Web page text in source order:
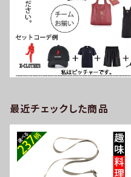
最近チェックした商品